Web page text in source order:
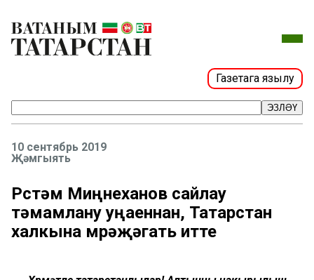
Газетага язылу
ЭЗЛӘҮ
10 сентябрь 2019
Җәмгыять
Рөстәм Миңнеханов сайлау
тәмамлану уңаеннан, Татарстан
халкына мөрәҗәгать итте